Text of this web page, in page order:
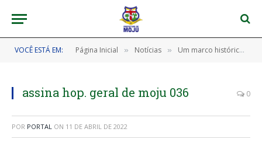
VOCÊ ESTÁ EM: Página Inicial » Notícias » Um marco histórico na saúde pública de Moju.
assina hop. geral de moju 036 0
POR PORTAL ON 11 DE ABRIL DE 2022